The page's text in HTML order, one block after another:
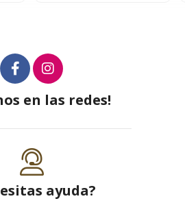
en las redes!
ayuda?